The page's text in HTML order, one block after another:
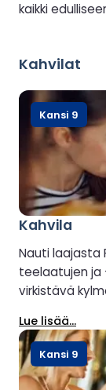
kaikki
Kahvilat
Kahvila
Nauti laajasta
teelaatujen ja
virkistävä
voileivästä.
Lue lisää...
Kansi 9
Kansi 9